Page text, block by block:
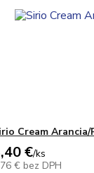
Cream Arancia/
€/ks
€ bez DPH